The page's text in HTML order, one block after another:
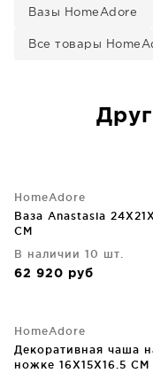
Вазы HomeAdore
Все товары
HomeAdore
Ваза Anastasia
CM
В наличии 10 шт.
62 920 руб
HomeAdore
Декоративная чаша
ножке 16X15X16.5 CM